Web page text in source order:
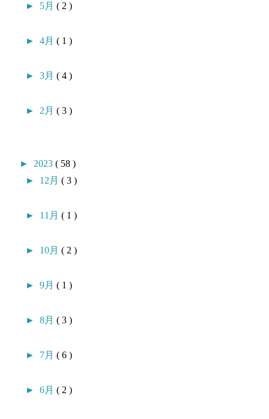
► 5月( 2 )
►4月( 1 )
►3月( 4 )
► 2月( 3 )
► 2023( 58 )
► 12月( 3 )
► 11月( 1 )
► 10月( 2 )
►9月( 1 )
►8月( 3 )
► 7月( 6 )
►6月( 2 )